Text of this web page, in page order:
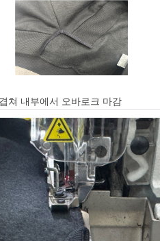
쳐 내부에서 오바로크 마감